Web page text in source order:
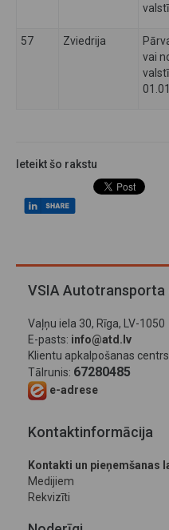
57 Zviedrija
vai
Ieteikt šo rakstu
VSIA Autotransporta
Vaļņu iela 30, Rīga, LV-1050
E-pasts: info@atd.lv
Klientu apkalpošanas
Tālrunis: 67280485
e-adrese
Kontaktinformācija
Kontakti un pieņemšanas
Medijiem
Rekvizīti